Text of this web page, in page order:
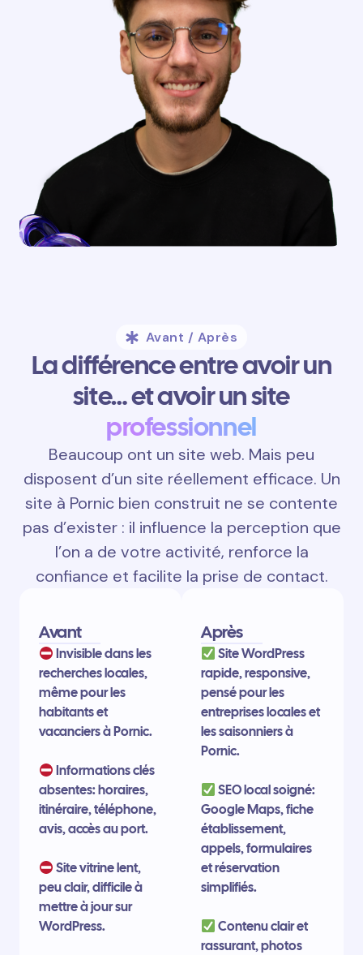
Avant / Après
La différence entre avoir un
site… et avoir un site
professionnel
Beaucoup ont un site web. Mais peu
disposent d’un site réellement efficace. Un
site à Pornic bien construit ne se contente
pas d’exister : il influence la perception que
l’on a de votre activité, renforce la
confiance et facilite la prise de contact.
Avant
Invisible dans les
recherches locales,
même pour les
habitants et
vacanciers à Pornic.
Informations clés
absentes: horaires,
itinéraire, téléphone,
avis, accès au port.
Site vitrine lent,
peu clair, difficile à
mettre à jour sur
WordPress.
Après
Site WordPress
rapide, responsive,
pensé pour les
entreprises locales et
les saisonniers à
Pornic.
SEO local soigné:
Google Maps, fiche
établissement,
appels, formulaires
et réservation
simplifiés.
Contenu clair et
rassurant, photos